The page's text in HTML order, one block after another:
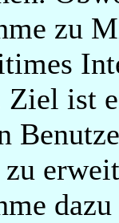
zu
Ziel ist